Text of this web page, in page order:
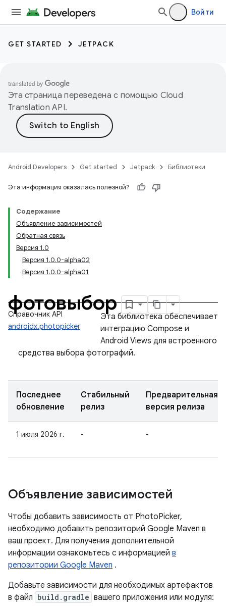
Войти
GET STARTED JETPACK
Эта страница переведена с помощью Cloud
Translation API.
Android Developers Get started Jetpack Библиотеки
Эта информация оказалась полезной?
Содержание
Объявление зависимостей
Обратная связь
Версия 1.0
Версия 1.0.0-alpha02
Версия 1.0.0-alpha01
фотовыбор
Справочник API
androidx.photopicker
Эта библиотека обеспечивает
интеграцию Compose и
Android Views для встроенного
средства выбора фотографий.
Последнее
обновление
Стабильный
релиз
Предварительная
версия релиза
1 июля 2026 г. - -
Объявление зависимостей
Чтобы добавить зависимость от PhotoPicker,
необходимо добавить репозиторий Google Maven в
ваш проект. Для получения дополнительной
информации ознакомьтесь с информацией в
репозитории Google Maven .
Добавьте зависимости для необходимых артефактов
в файл build.gradle вашего приложения или модуля: